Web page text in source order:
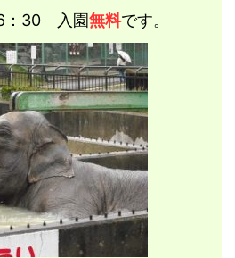
：30 入園無料です。